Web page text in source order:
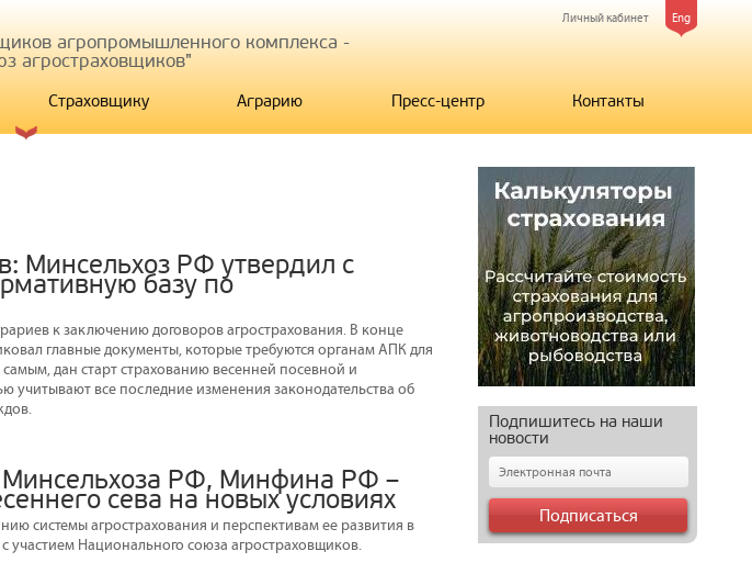
Eng
Личный кабинет
агропромышленного комплекса -
агростраховщиков"
Страховщику Аграрию Пресс-центр Контакты
Минсельхоз РФ утвердил с
базу по
к заключению договоров агрострахования. В конце
главные документы, которые требуются органам АПК для
дан старт страхованию весенней посевной и
учитывают все последние изменения законодательства об
Минсельхоза РФ, Минфина РФ –
сева на новых условиях
системы агрострахования и перспективам ее развития в
участием Национального союза агростраховщиков.
Подпишитесь на наши
новости